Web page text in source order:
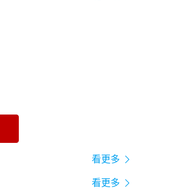
看更多
看更多